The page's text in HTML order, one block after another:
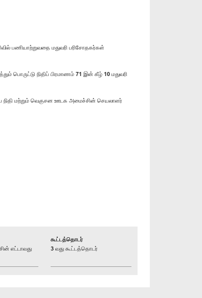
பணியாற்றுவதை மதுவரி பரிசோதகர்கள்
பொருட்டு நிதிப் பிரமாணம் 71 இன் கீழ் 10 மதுவரி
நிதி மற்றும் வெகுசன ஊடக அமைச்சின் செயலாளர்
எட்டாவது
கூட்டத்தொடர்
3 வது கூட்டத்தொடர்